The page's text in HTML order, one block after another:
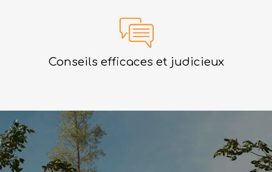
Conseils efficaces et judicieux